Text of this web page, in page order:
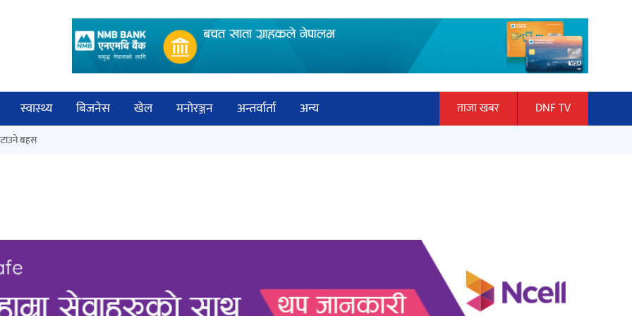
स्वास्थ्य बिजनेस खेल मनोरञ्जन अन्तर्वार्ता
अन्य
ताजा खबर DNF TV
औपचारिक सेवा सञ्चालनमा
हलमा छैन ‘गौँथली’को टिकट
बहस